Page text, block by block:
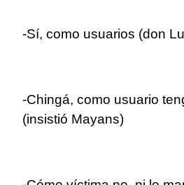
-Sí, como usuarios (don
-Chingá, como usuario
(insistió Mayans)